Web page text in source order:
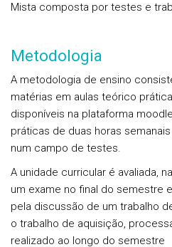
Mista composta por testes e
Metodologia
A metodologia de ensino
matérias em aulas teórico
disponíveis na plataforma
práticas de duas horas
num campo de testes.
A unidade curricular é avaliada,
um exame no final do semestre
pela discussão de um trabalho
o trabalho de aquisição,
realizado ao longo do semestre